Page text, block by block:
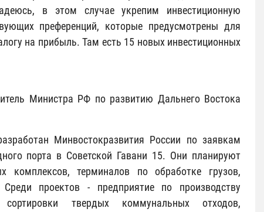
в этом случае укрепим инвестиционную
преференций, которые предусмотрены для
на прибыль. Там есть 15 новых инвестиционных
Министра РФ по развитию Дальнего Востока
Минвостокразвития России по заявкам
порта в Советской Гавани 15. Они планируют
комплексов, терминалов по обработке грузов,
проектов - предприятие по производству
твердых коммунальных отходов,